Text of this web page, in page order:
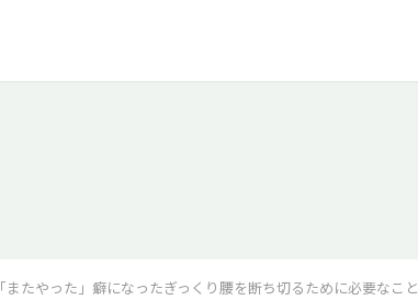
「またやった」癖になったぎっくり腰を断ち切るために必要なこと